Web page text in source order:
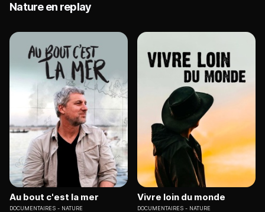
Nature en replay
Au bout c'est la mer
DOCUMENTAIRES NATURE
Vivre loin du monde
DOCUMENTAIRES NATURE